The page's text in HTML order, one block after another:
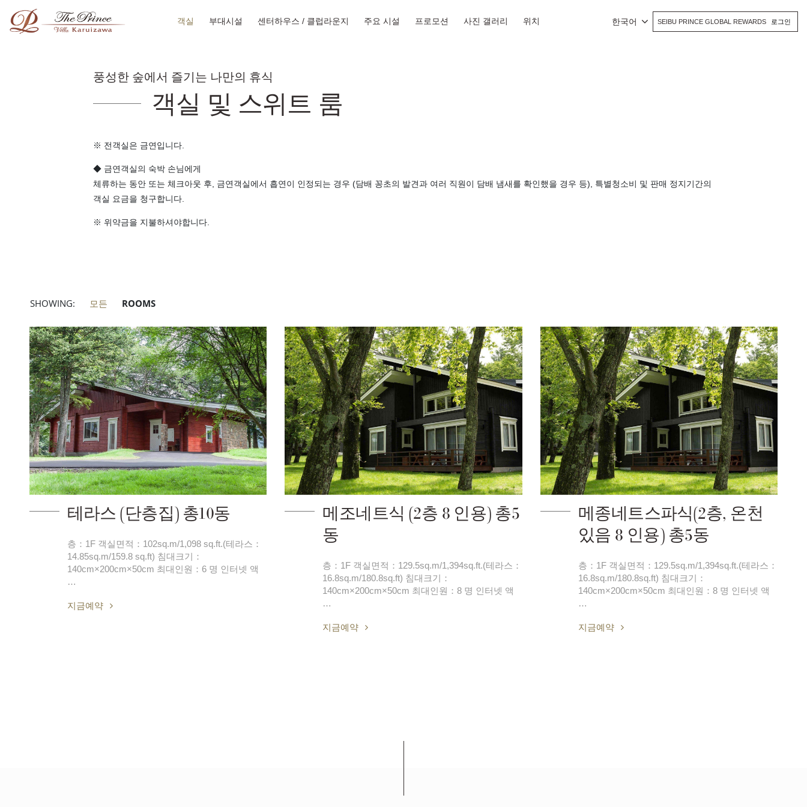
객실 부대시설 센터하우스 / 클럽라운지 주요 시설 프로모션 사진 갤러리 위치 한국어 SEIBU PRINCE GLOBAL REWARDS 로그인
풍성한 숲에서 즐기는 나만의 휴식
객실 및 스위트 룸
※ 전객실은 금연입니다.
◆ 금연객실의 숙박 손님에게
체류하는 동안 또는 체크아웃 후, 금연객실에서 흡연이 인정되는 경우 (담배 꽁초의 발견과 여러 직원이 담배 냄새를 확인했을 경우 등), 특별청소비 및 판매 정지기간의
객실 요금을 청구합니다.
※ 위약금을 지불하셔야합니다.
SHOWING: 모든 ROOMS
테라스 (단층집) 총10동
층：1F 객실면적：102sq.m/1,098 sq.ft.(테라스：
14.85sq.m/159.8 sq.ft) 침대크기：
140cm×200cm×50cm 최대인원：6 명 인터넷 액
…
지금예약
메조네트식 (2층 8 인용) 총5
동
층：1F 객실면적：129.5sq.m/1,394sq.ft.(테라스：
16.8sq.m/180.8sq.ft) 침대크기：
140cm×200cm×50cm 최대인원：8 명 인터넷 액
…
지금예약
메종네트스파식(2층, 온천
있음 8 인용) 총5동
층：1F 객실면적：129.5sq.m/1,394sq.ft.(테라스：
16.8sq.m/180.8sq.ft) 침대크기：
140cm×200cm×50cm 최대인원：8 명 인터넷 액
…
지금예약